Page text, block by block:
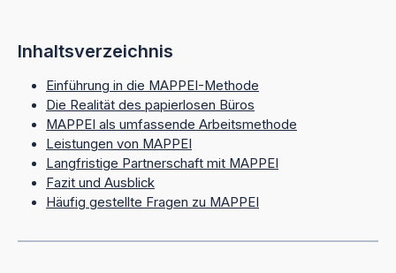
Inhaltsverzeichnis
Einführung in die MAPPEI-Methode
Die Realität des papierlosen Büros
MAPPEI als umfassende Arbeitsmethode
Leistungen von MAPPEI
Langfristige Partnerschaft mit MAPPEI
Fazit und Ausblick
Häufig gestellte Fragen zu MAPPEI